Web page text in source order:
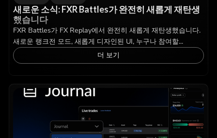
새로운 소식: FXR Battles가 완전히 새롭게 재탄생
했습니다
FXR Battles가 FX Replay에서 완전히 새롭게 재탄생했습니다.
새로운 랭크전 모드, 새롭게 디자인된 UI, 누구나 참여할...
더 보기